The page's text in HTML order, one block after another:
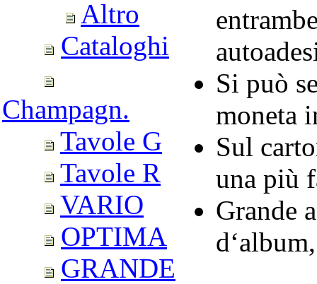
Altro
Cataloghi
Champagn.
Tavole G
Tavole R
VARIO
OPTIMA
GRANDE
Si può
moneta
Sul
una più
Grande